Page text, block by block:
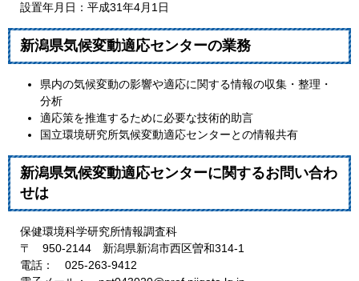
設置年月日：平成31年4月1日
新潟県気候変動適応センターの業務
県内の気候変動の影響や適応に関する情報の収集・整理・
分析
適応策を推進するために必要な技術的助言
国立環境研究所気候変動適応センターとの情報共有
新潟県気候変動適応センターに関するお問い合わ
せは
保健環境科学研究所情報調査科
〒 950-2144 新潟県新潟市西区曽和314-1
電話： 025-263-9412